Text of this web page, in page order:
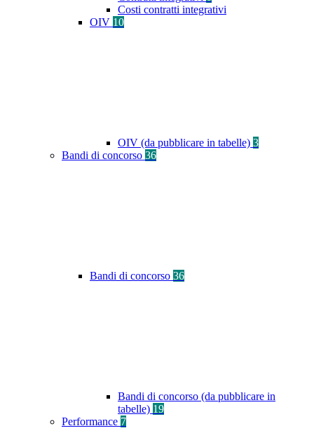
Costi contratti integrativi
OIV 10
OIV (da pubblicare in tabelle) 3
Bandi di concorso 36
Bandi di concorso 36
Bandi di concorso (da pubblicare in
tabelle) 19
Performance 7